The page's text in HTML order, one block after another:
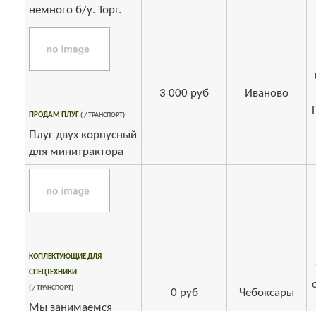
немного б/у. Торг.
ПРОДАМ ПЛУГ ( / ТРАНСПОРТ)
Плуг двух корпусный
для минитрактора
3 000 руб Иваново
КОПЛЕКТУЮЩИЕ ДЛЯ
СПЕЦТЕХНИКИ.
( / ТРАНСПОРТ)
Мы занимаемся
0 руб Чебоксары